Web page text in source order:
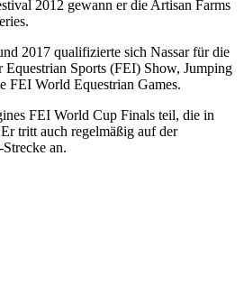
2012 gewann er die Artisan Farms
2017 qualifizierte sich Nassar für die
Sports (FEI) Show, Jumping
FEI World Equestrian Games.
FEI World Cup Finals teil, die in
tritt auch regelmäßig auf der
an.